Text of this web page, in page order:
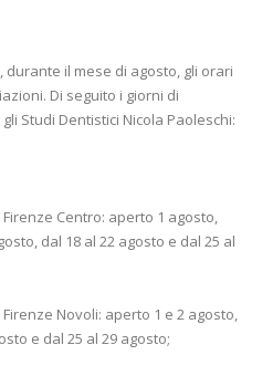
il mese di agosto, gli orari
Di seguito i giorni di
Studi Dentistici Nicola Paoleschi:
Centro: aperto 1 agosto,
dal 18 al 22 agosto e dal 25 al
Novoli: aperto 1 e 2 agosto,
e dal 25 al 29 agosto;